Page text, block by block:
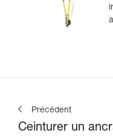
Précédent
Ceinturer un